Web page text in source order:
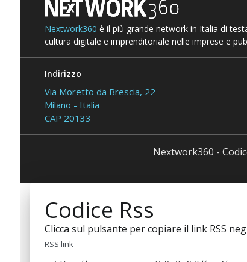
Nextwork360 è il più grande network in Italia di
cultura digitale e imprenditoriale nelle imprese e
Indirizzo
Via Moretto da Brescia, 22
Milano - Italia
CAP 20133
Nextwork360 -
Codice Rss
Clicca sul pulsante per copiare il link RSS
RSS link